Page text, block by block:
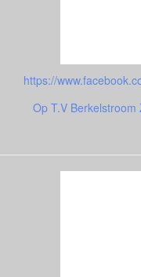
https://
Op T.V